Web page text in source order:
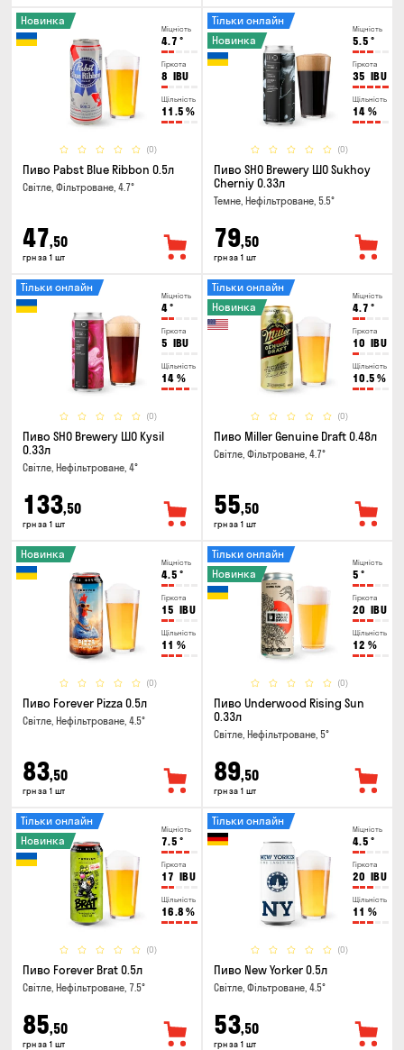
Міцність
4.7 °
Гіркота
8 IBU
Щільність
11.5 %
(0)
Новинка
Пиво Pabst Blue Ribbon 0.5л
Світле, Фільтроване, 4.7°
47,50
грн за 1 шт
Міцність
5.5 °
Гіркота
35 IBU
Щільність
14 %
(0)
Тільки онлайн
Новинка
Пиво SHO Brewery ШО Sukhoy
Cherniy 0.33л
Темне, Нефільтроване, 5.5°
79,50
грн за 1 шт
Міцність
4°
Гіркота
5 IBU
Щільність
14 %
(0)
Тільки онлайн
Пиво SHO Brewery ШО Kysil
0.33л
Світле, Нефільтроване, 4°
133,50
грн за 1 шт
Міцність
4.7 °
Гіркота
10 IBU
Щільність
10.5 %
(0)
Тільки онлайн
Новинка
Пиво Miller Genuine Draft 0.48л
Світле, Фільтроване, 4.7°
55,50
грн за 1 шт
Міцність
4.5 °
Гіркота
15 IBU
Щільність
11 %
(0)
Новинка
Пиво Forever Pizza 0.5л
Світле, Нефільтроване, 4.5°
83,50
грн за 1 шт
Міцність
5 °
Гіркота
20 IBU
Щільність
12 %
(0)
Тільки онлайн
Новинка
Пиво Underwood Rising Sun
0.33л
Світле, Нефільтроване, 5°
89,50
грн за 1 шт
Міцність
7.5 °
Гіркота
17 IBU
Щільність
16.8 %
(0)
Тільки онлайн
Новинка
Пиво Forever Brat 0.5л
Світле, Нефільтроване, 7.5°
85,50
грн за 1 шт
Міцність
4.5 °
Гіркота
20 IBU
Щільність
11 %
(0)
Тільки онлайн
Пиво New Yorker 0.5л
Світле, Фільтроване, 4.5°
53,50
грн за 1 шт